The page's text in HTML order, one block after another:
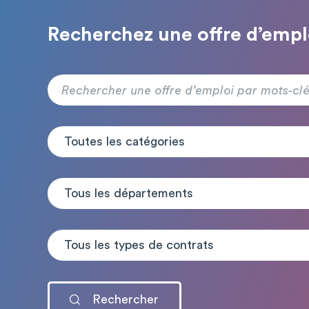
Recherchez une offre
Toutes les catégories
Tous les départements
Tous les types de contrats